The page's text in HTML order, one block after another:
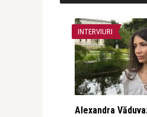
INTERVIURI
Alexandra